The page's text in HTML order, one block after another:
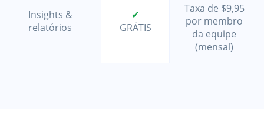
Insights &
relatórios
✔
GRÁTIS
Taxa de $9,95
por membro
da equipe
(mensal)